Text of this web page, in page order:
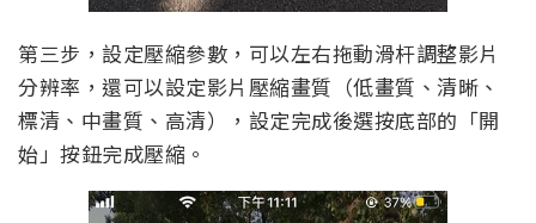
第三步，設定壓縮參數，可以左右拖動滑杆調整影片
分辨率，還可以設定影片壓縮畫質（低畫質、清晰、
標清、中畫質、高清），設定完成後選按底部的「開
始」按鈕完成壓縮。